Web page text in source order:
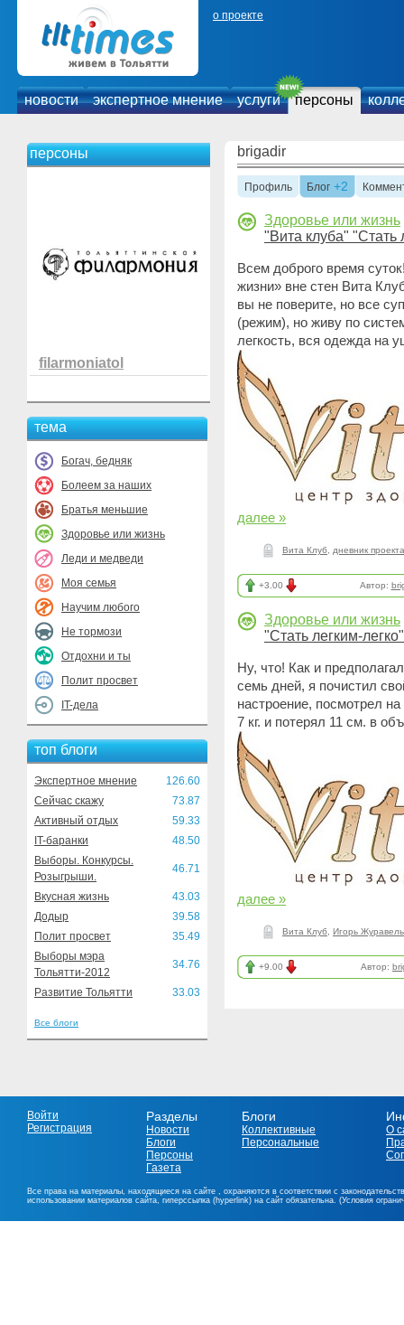
о проекте
новости экспертное мнение услуги персоны
персоны
filarmoniatol
тема
Богач, бедняк
Болеем за наших
Братья меньшие
Здоровье или жизнь
Леди и медведи
Моя семья
Научим любого
Не тормози
Отдохни и ты
Полит просвет
IT-дела
топ блоги
Экспертное мнение
126.60
Сейчас скажу
73.87
Активный отдых
59.33
IT-баранки
48.50
Выборы. Конкурсы.
Розыгрыши.
46.71
Вкусная жизнь
43.03
Додыр
39.58
Полит просвет
35.49
Выборы мэра
Тольятти-2012
34.76
Развитие Тольятти 33.03
Все блоги
brigadir
Профиль Блог +2
Здоровье или жизнь
"Вита клуба" "Стать
Всем доброго время
жизни» вне стен Вита
вы не поверите, но все
(режим), но живу по
легкость, вся одежда на
далее »
Вита Клуб дневник
+3.00 Автор:
Здоровье или жизнь
"Стать легким-
Ну, что! Как и
семь дней, я почистил
настроение, посмотрел
7 кг. и потерял 11 см. в
далее »
Вита Клуб Игорь Журавель
+9.00 Автор:
Войти
Регистрация
Разделы
Новости
Блоги
Персоны
Газета
Блоги
Коллективные
Персональные
О
Все права на материалы, находящиеся на сайте , охраняются в соответствии с
использовании материалов сайта, гиперссылка (hyperlink) на сайт обязательна. (Условия